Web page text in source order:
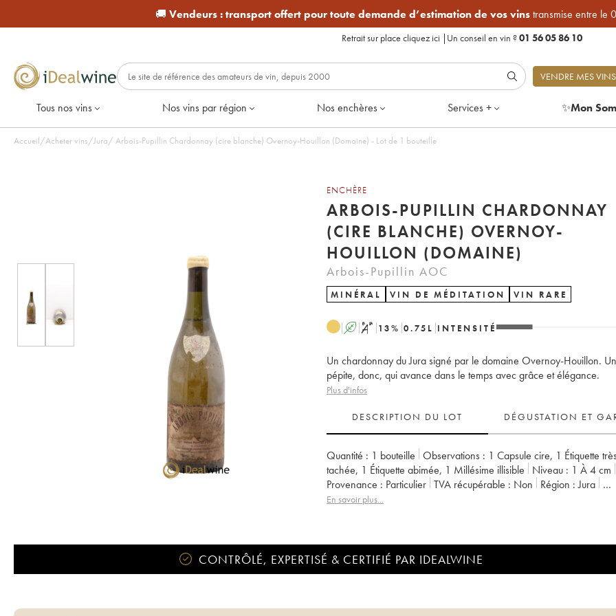
🚚 Vendeurs :transport offert pour toute demande d’estimation de vos vinstransmise entre le
Retrait sur place cliquez ici | Un conseil en vin ?01 56 05 86 10
VENDRE MES VINS
Tous nos vins Nos vins par région Nos enchères Services + ✨Mon
Accueil/Acheter vins/Jura/ Arbois-Pupillin Chardonnay (cire blanche) Overnoy-Houillon (Domaine) - Lot de 1 bouteille
ENCHÈRE
ARBOIS-PUPILLIN CHARDONNAY
(CIRE BLANCHE) OVERNOY-
HOUILLON (DOMAINE)
Arbois-Pupillin AOC
MINÉRAL VIN DE MÉDITATION VIN RARE
A S 13% 0.75 L INTENSITÉ
Un chardonnay du Jura signé par le domaine Overnoy-Houillon.
pépite, donc, qui avance dans le temps avec grâce et élégance.
Plus d'infos
DESCRIPTION DU LOT DÉGUSTATION ET
Quantité : 1 bouteille Observations : 1 Capsule cire, 1 Étiquette très
tachée, 1 Étiquette abimée, 1 Millésime illisible Niveau : 1 À 4 cm
Provenance : particulier TVA récupérable : non Région : Jura
Appellation :
En savoir plus...
CONTRÔLÉ, EXPERTISÉ & CERTIFIÉ PAR IDEALWINE